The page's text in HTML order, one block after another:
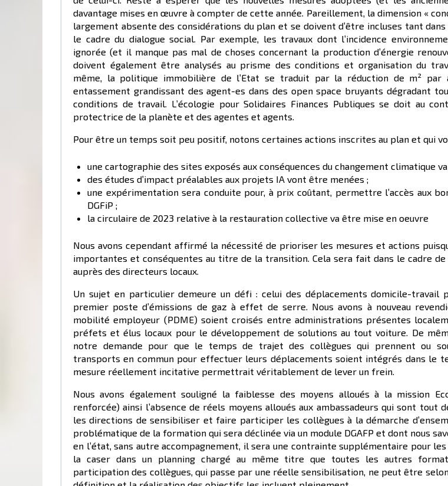
davantage mises en œuvre à compter de cette année. Pareillement, la dimension «
largement absente des considérations du plan et se doivent d’être incluses tant dans
le cadre du dialogue social. Par exemple, les travaux dont l’incidence
ignorée (et il manque pas mal de choses concernant la production d’énergie
doivent également être analysés au prisme des conditions et organisation du
même, la politique immobilière de l’Etat se traduit par la réduction de m² par
entassement grandissant des agent-es dans des open space bruyants dégradant
conditions de travail. L’écologie pour Solidaires Finances Publiques se doit au
protectrice de la planète et des agentes et agents.
Pour être un temps soit peu positif, notons certaines actions inscrites au plan et qui
une cartographie des sites exposés aux conséquences du changement climatique
des études d’impact préalables aux projets IA vont être menées ;
une expérimentation sera conduite pour, à prix coûtant, permettre l’accès aux
DGFiP ;
la circulaire de 2023 relative à la restauration collective va être mise en oeuvre
Nous avons cependant affirmé la nécessité de prioriser les mesures et actions
importantes et conséquentes au titre de la transition. Cela sera fait dans le cadre de
auprès des directeurs locaux.
Un sujet en particulier demeure un défi : celui des déplacements domicile-travail
premier poste d’émissions de gaz à effet de serre. Nous avons à nouveau
mobilité employeur (PDME) soient croisés entre administrations présentes
préfets et élus locaux pour le développement de solutions au tout voiture. De
notre demande pour que le temps de trajet des collègues qui prennent ou
transports en commun pour effectuer leurs déplacements soient intégrés dans le
mesure réellement incitative permettrait véritablement de lever un frein.
Nous avons également souligné la faiblesse des moyens alloués à la mission
renforcée) ainsi l’absence de réels moyens alloués aux ambassadeurs qui sont tout
les directions de sensibiliser et faire participer les collègues à la démarche
problématique de la formation qui sera déclinée via un module DGAFP et dont nous
en l’état, sans autre accompagnement, il sera une contrainte supplémentaire pour
la caser dans un planning chargé au même titre que toutes les autres
participation des collègues, qui passe par une réelle sensibilisation, ne peut être